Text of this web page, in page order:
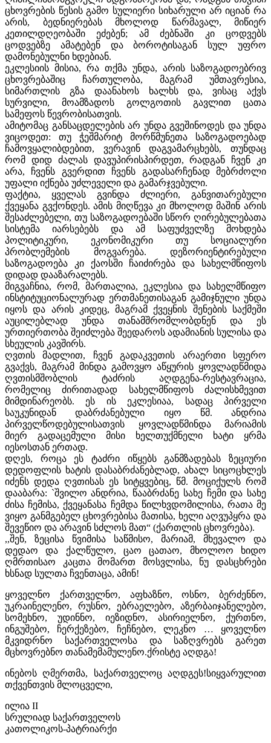
ცხოვრების წესის გამო სულიერი სიხარული არ იციან რა
არის, ბედნიერებას მხოლოდ წარმავალ, მიწიერ
კეთილდღეობაში ეძებენ; ამ ძებნაში კი ცოდვებს
ცოდვებზე ამატებენ და ბოროტისაგან სულ უფრო
დამონებულნი ხდებიან.
ეკლესიის მისია, რა თქმა უნდა, არის საზოგადოებრივ
ცხოვრებაშიც ჩართულობა, მაგრამ უმთავრესია,
სიმართლის გზა დაანახოს ხალხს და, ვისაც აქვს
სურვილი, მოამზადოს გოლგოთის გავლით ცათა
სამეფოს წევრობისათვის.
ამიტომაც განსაცდელების არ უნდა გვეშინოდეს და უნდა
ვიცოდეთ: თუ ჭეშმარიტ მორწმუნეთა საზოგადოებად
ჩამოვყალიბდებით, ვერავინ დაგვამარცხებს, თუნდაც
რომ დიდ ძალას დავუპირისპირდეთ, რადგან ჩვენ კი
არა, ჩვენს გვერდით ჩვენს გადასარჩენად მებრძოლი
უფალი იქნება უძლეველი და გამარჯვებული.
ფაქტია, ყველას გვინდა ძლიერი, განვითარებული
ქვეყანა გვქონდეს. ამის მიღწევა კი მხოლოდ მაშინ არის
შესაძლებელი, თუ საზოგადოებაში სწორ ღირებულებათა
სისტემა იარსებებს და ამ საფუძველზე მოხდება
პოლიტიკური, ეკონომიკური თუ სოციალური
პრობლემების მოგვარება. დეზორიენტირებული
საზოგადოება კი ქაოსში ჩაიძირება და სახელმწიფოს
დიდად დააზარალებს.
მიგვაჩნია, რომ, მართალია, ეკლესია და სახელმწიფო
ინსტიტუციონალურად ერთმანეთისაგან გამიჯნული უნდა
იყოს და არის კიდეც, მაგრამ ქვეყნის შენების საქმეში
აუცილებლად უნდა თანამშრომლობდნენ და ეს
ურთიერთობა შეიძლება შეედაროს ადამიანის სულისა და
სხეულის კავშირს.
ღვთის მადლით, ჩვენ გადაკვეთის არაერთი სფერო
გვაქვს, მაგრამ მინდა გამოვყო აწყურის ყოვლადწმიდა
ღვთისმშობლის ტაძრის აღდგენა-რესტავრაცია,
რომელიც ძირითადად სახელმწიფოს ძალისხმევით
მიმდინარეობს. ეს ის ეკლესიაა, სადაც პირველი
საუკუნიდან დაბრძანებული იყო წმ. ანდრია
პირველწოდებულისათვის ყოვლადწმინდა მარიამის
მიერ გადაცემული მისი ხელთუქმნელი ხატი ყრმა
იესოსთან ერთად.
დღეს, როცა ეს ტაძრი იწყებს განმზადებას ზეციური
დედოფლის ხატის დასაბრძანებლად, ახალ სიცოცხლეს
იძენს დედა ღვთისას ეს სიტყვებიც, წმ. მოციქულს რომ
დააბარა: `შვილო ანდრია, წააბრძანე სახე ჩემი და სახე
ძისა ჩემისა, ქვეყანასა ჩემდა წილხვდომილისა, რათა მე
ვიყო განმგებელ ცხოვრებისა მათისა, ხელი აღვუპყრა და
შევეწიო და არავინ სძლოს მათ“ (ქართლის ცხოვრება).
,,შენ, ზეცისა წვიმისა საწმისო, მარიამ, მხევალო და
დედაო და ქალწულო, ცაო ცათაო, მხოლოო ხიდო
ღმრთისაო კაცთა მომართ მოსვლისა, ნუ დასცხრები
ხსნად სულთა ჩვენთაცა, ამინ!
ყოველნო ქართველნო, აფხაზნო, ოსნო, ბერძენნო,
უკრაინელენო, რუსნო, ებრაელებო, აზერბაიჯანელებო,
სომეხნო, უდინნო, იეზიდნო, ასირიელნო, ქურთნო,
ინგუშებო, ჩერქეზებო, ჩეჩნებო, ლეკნო … ყოველნო
მკვიდრნო საქართველოსა და საზღვრებს გარეთ
მცხოვრებნო თანამემამულენო.ქრისტე აღდგა!
ინებოს ღმერთმა, საქართველოც აღდგეს!სიყვარულით
თქვენთვის მლოცველი,
ილია II
სრულიად საქართველოს
კათოლიკოს-პატრიარქი